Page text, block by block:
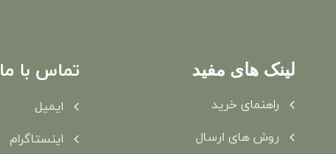
لینک های مفید
راهنمای خرید
روش های ارسال
تماس با ما
ایمیل
اینستاگرام